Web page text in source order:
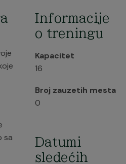
sa
Informacije
o treningu
Kapacitet
16
Broj zauzetih mesta
0
Datumi
sledećih